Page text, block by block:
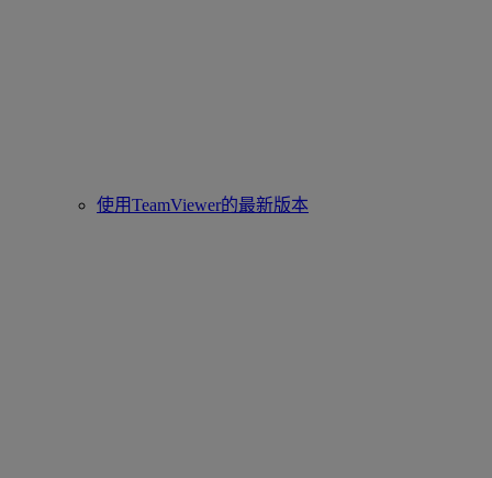
使用TeamViewer的最新版本